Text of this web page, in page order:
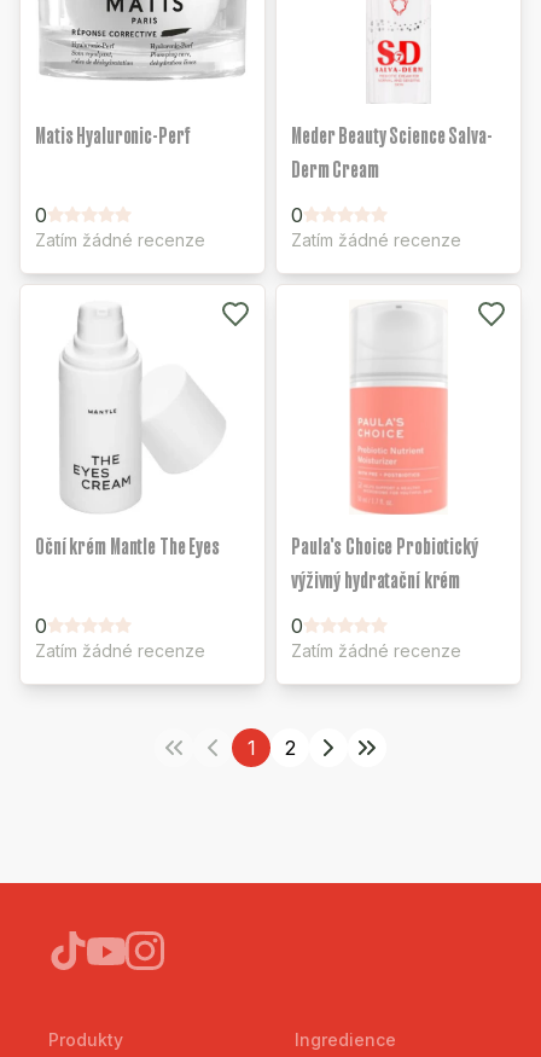
Matis Hyaluronic-Perf
0
Zatím žádné recenze
Meder Beauty Science Salva-
Derm Cream
0
Zatím žádné recenze
Oční krém Mantle The Eyes
0
Zatím žádné recenze
Paula's Choice Probiotický
výživný hydratační krém
0
Zatím žádné recenze
1 2
Produkty Ingredience